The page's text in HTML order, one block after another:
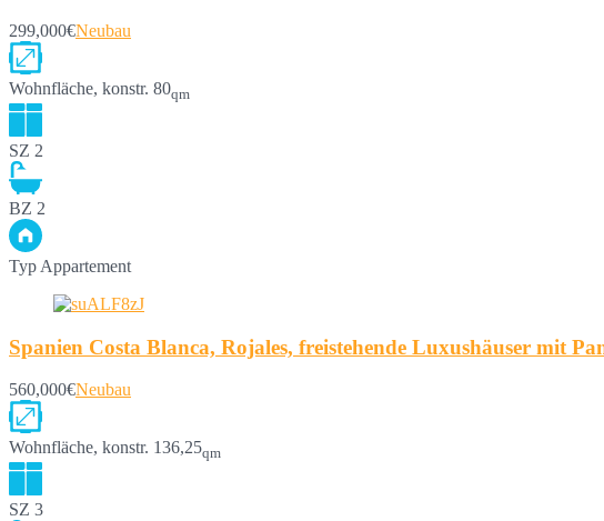
299,000€Neubau
Wohnfläche, konstr. 80qm
SZ 2
BZ 2
Typ Appartement
Spanien Costa Blanca, Rojales, freistehende Luxushäuser mit
560,000€Neubau
Wohnfläche, konstr. 136,25qm
SZ 3